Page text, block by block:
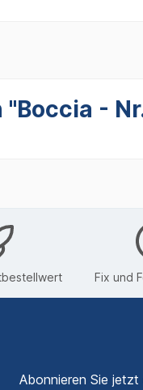
-
Fix und
Abonnieren Sie